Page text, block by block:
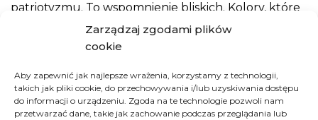
Zarządzaj zgodami plików
cookie
Aby zapewnić jak najlepsze wrażenia, korzystamy z technologii,
takich jak pliki cookie, do przechowywania i/lub uzyskiwania dostępu
do informacji o urządzeniu. Zgoda na te technologie pozwoli nam
przetwarzać dane, takie jak zachowanie podczas przeglądania lub
patriotyzmu. To wspomnienie bliskich. Kolory, które
zawsze będą kojarzyły się z mamą i tatą.
Jeśli chciałbyś zrobić dziś coś dobrego, podaruj im 15
więcej. To wyraz troski, że ktoś o nich myśli i trafia do
tego nadgryzionego zębem czasu miejsca, by się o
nich zatroszczyć.